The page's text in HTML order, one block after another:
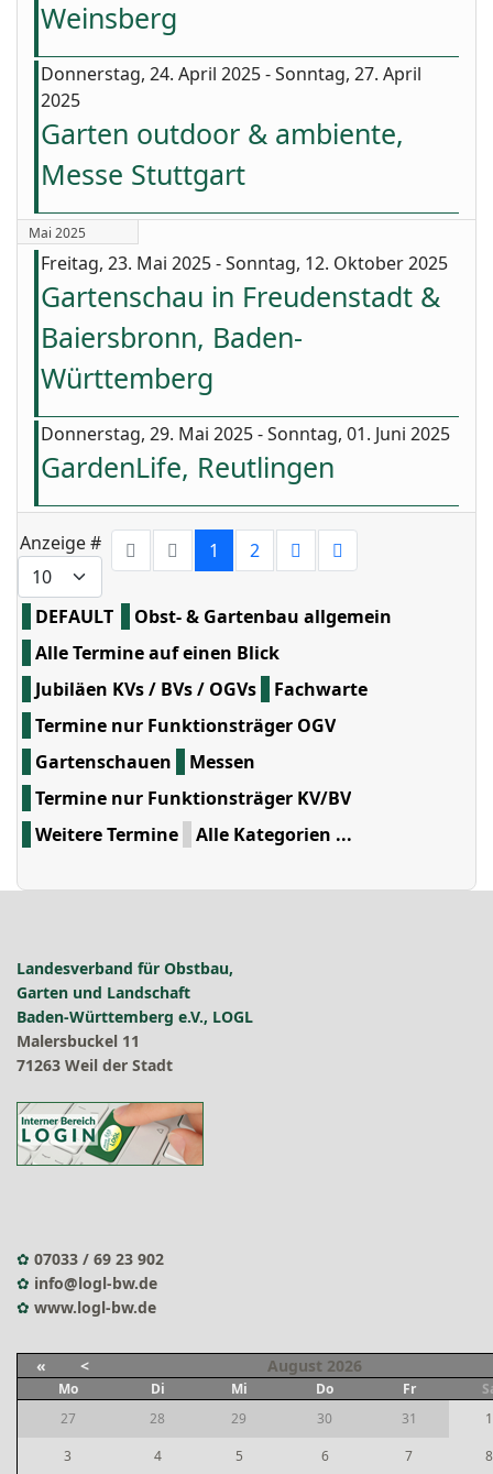
Weinsberg
Donnerstag, 24. April 2025 - Sonntag, 27. April
2025
Garten outdoor & ambiente,
Messe Stuttgart
Mai 2025
Freitag, 23. Mai 2025 - Sonntag, 12. Oktober 2025
Gartenschau in Freudenstadt &
Baiersbronn, Baden-
Württemberg
Donnerstag, 29. Mai 2025 - Sonntag, 01. Juni 2025
GardenLife, Reutlingen
Limite der Paginierungsliste
Anzeige # 1 2
DEFAULT
Obst- & Gartenbau allgemein
Alle Termine auf einen Blick
Jubiläen KVs / BVs / OGVs
Fachwarte
Termine nur Funktionsträger OGV
Gartenschauen
Messen
Termine nur Funktionsträger KV/BV
Weitere Termine
Alle Kategorien ...
Landesverband für Obstbau,
Garten und Landschaft
Baden-Württemberg e.V., LOGL
Malersbuckel 11
71263 Weil der Stadt
✿ 07033 / 69 23 902
✿ info@logl-bw.de
✿ www.logl-bw.de
« < August 2026
Mo Di Mi Do Fr
27
28 29 30 31
1
3
4 5 6 7 8